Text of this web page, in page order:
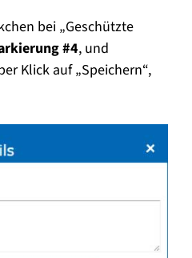
bei „Geschützte
#4, und
Klick auf „Speichern“,